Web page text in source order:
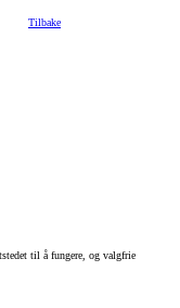
Tilbake
til å fungere, og valgfrie